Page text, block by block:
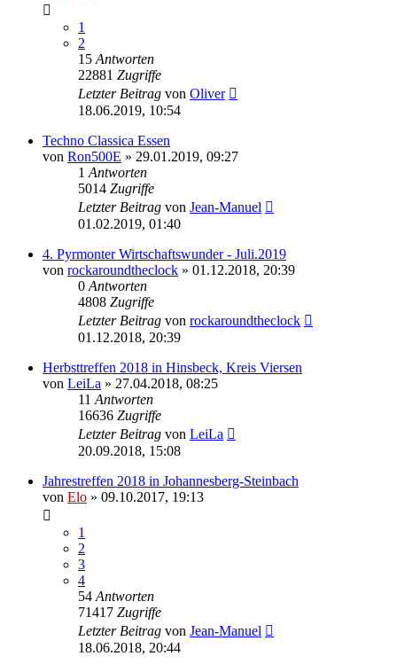
1
2
15 Antworten
22881 Zugriffe
Letzter Beitrag von Oliver
18.06.2019, 10:54
Techno Classica Essen
von Ron500E » 29.01.2019, 09:27
1 Antworten
5014 Zugriffe
Letzter Beitrag von Jean-Manuel
01.02.2019, 01:40
4. Pyrmonter Wirtschaftswunder - Juli.2019
von rockaroundtheclock » 01.12.2018, 20:39
0 Antworten
4808 Zugriffe
Letzter Beitrag von rockaroundtheclock
01.12.2018, 20:39
Herbsttreffen 2018 in Hinsbeck, Kreis Viersen
von LeiLa » 27.04.2018, 08:25
11 Antworten
16636 Zugriffe
Letzter Beitrag von LeiLa
20.09.2018, 15:08
Jahrestreffen 2018 in Johannesberg-Steinbach
von Elo » 09.10.2017, 19:13
1
2
3
4
54 Antworten
71417 Zugriffe
Letzter Beitrag von Jean-Manuel
18.06.2018, 20:44